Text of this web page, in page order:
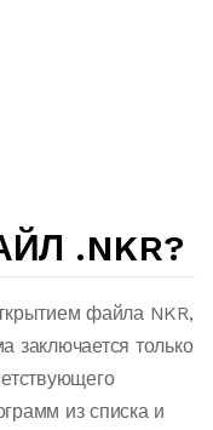
.NKR?
файла NKR,
заключается только
из списка и